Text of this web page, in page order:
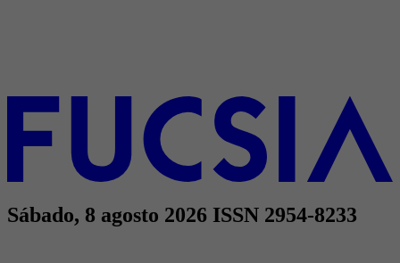
Sábado, 8 agosto 2026 ISSN 2954-8233